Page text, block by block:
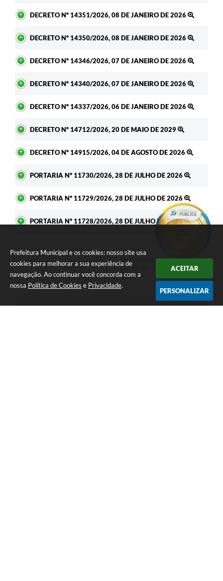
Prefeitura Municipal e os cookies: nosso site usa
cookies para melhorar a sua experiência de
navegação. Ao continuar você concorda com a
nossa Política de Cookies e Privacidade.
ACEITAR
PERSONALIZAR
DECRETO Nº 14351/2026, 08 DE JANEIRO DE 2026
DECRETO Nº 14350/2026, 08 DE JANEIRO DE 2026
DECRETO Nº 14346/2026, 07 DE JANEIRO DE 2026
DECRETO Nº 14340/2026, 07 DE JANEIRO DE 2026
DECRETO Nº 14337/2026, 06 DE JANEIRO DE 2026
DECRETO Nº 14712/2026, 20 DE MAIO DE 2029
DECRETO Nº 14915/2026, 04 DE AGOSTO DE 2026
PORTARIA Nº 11730/2026, 28 DE JULHO DE 2026
PORTARIA Nº 11729/2026, 28 DE JULHO DE 2026
PORTARIA Nº 11728/2026, 28 DE JULHO DE 2026
GOSTEI NÃO GOSTEI
Seja o primeiro a curtir esta
legislação.